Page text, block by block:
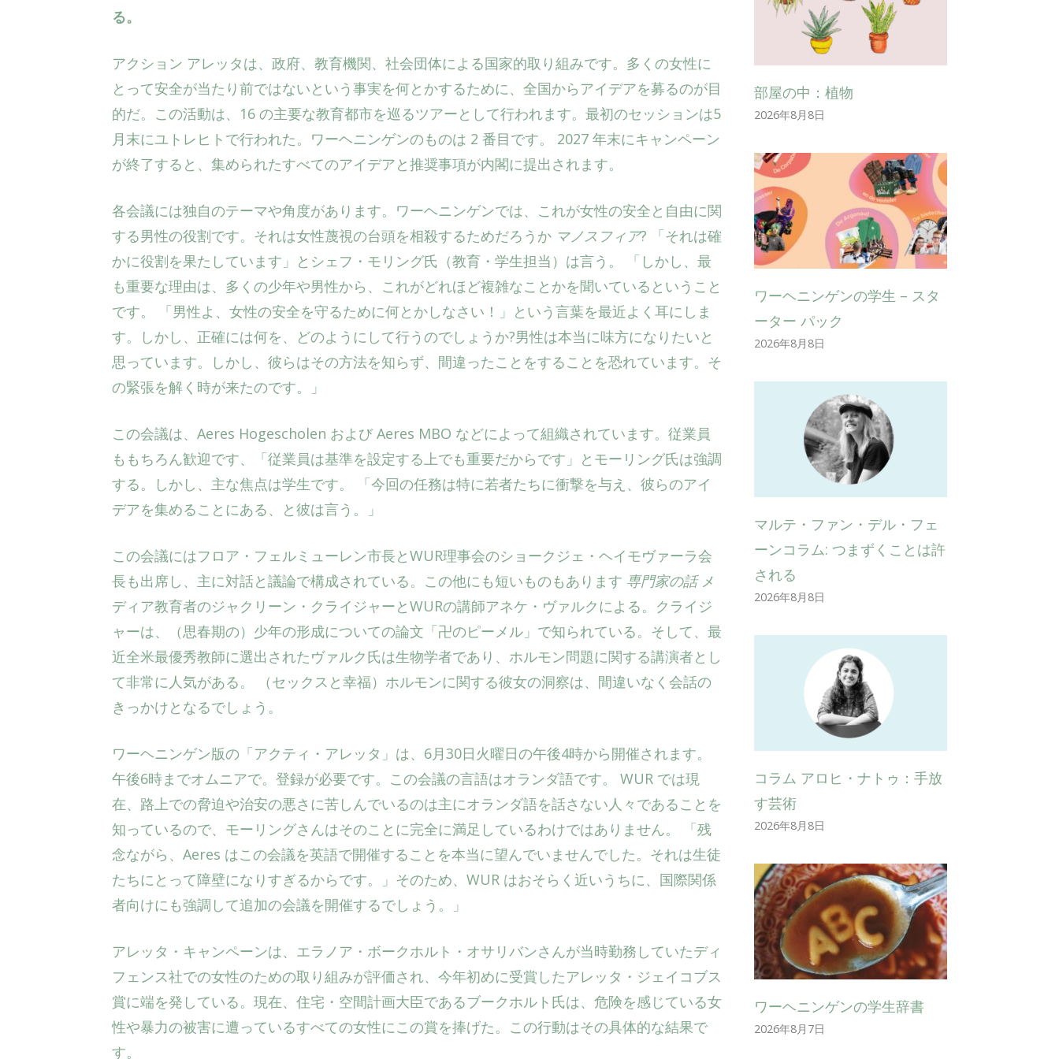
る。
アクション アレッタは、政府、教育機関、社会団体による国家的取り組みです。多くの女性に
とって安全が当たり前ではないという事実を何とかするために、全国からアイデアを募るのが目
的だ。この活動は、16 の主要な教育都市を巡るツアーとして行われます。最初のセッションは5
月末にユトレヒトで行われた。ワーヘニンゲンのものは 2 番目です。 2027 年末にキャンペーン
が終了すると、集められたすべてのアイデアと推奨事項が内閣に提出されます。
各会議には独自のテーマや角度があります。ワーヘニンゲンでは、これが女性の安全と自由に関
する男性の役割です。それは女性蔑視の台頭を相殺するためだろうか マノスフィア? 「それは確
かに役割を果たしています」とシェフ・モリング氏（教育・学生担当）は言う。 「しかし、最
も重要な理由は、多くの少年や男性から、これがどれほど複雑なことかを聞いているということ
です。 「男性よ、女性の安全を守るために何とかしなさい！」という言葉を最近よく耳にしま
す。しかし、正確には何を、どのようにして行うのでしょうか?男性は本当に味方になりたいと
思っています。しかし、彼らはその方法を知らず、間違ったことをすることを恐れています。そ
の緊張を解く時が来たのです。」
この会議は、Aeres Hogescholen および Aeres MBO などによって組織されています。従業員
ももちろん歓迎です、「従業員は基準を​​設定する上でも重要だからです」とモーリング氏は強調
する。しかし、主な焦点は学生です。 「今回の任務は特に若者たちに衝撃を与え、彼らのアイ
デアを集めることにある、と彼は言う。」
この会議にはフロア・フェルミューレン市長とWUR理事会のショークジェ・ヘイモヴァーラ会
長も出席し、主に対話と議論で構成されている。この他にも短いものもあります 専門家の話メ
ディア教育者のジャクリーン・クライジャーとWURの講師アネケ・ヴァルクによる。クライジ
ャーは、（思春期の）少年の形成についての論文「卍のピーメル」で知られている。そして、最
近全米最優秀教師に選出されたヴァルク氏は生物学者であり、ホルモン問題に関する講演者とし
て非常に人気がある。 （セックスと幸福）ホルモンに関する彼女の洞察は、間違いなく会話の
きっかけとなるでしょう。
ワーヘニンゲン版の「アクティ・アレッタ」は、6月30日火曜日の午後4時から開催されます。
午後6時までオムニアで。登録が必要です。この会議の言語はオランダ語です。 WUR では現
在、路上での脅迫や治安の悪さに苦しんでいるのは主にオランダ語を話さない人々であることを
知っているので、モーリングさんはそのことに完全に満足しているわけではありません。 「残
念ながら、Aeres はこの会議を英語で開催することを本当に望んでいませんでした。それは生徒
たちにとって障壁になりすぎるからです。」そのため、WUR はおそらく近いうちに、国際関係
者向けにも強調して追加の会議を開催するでしょう。」
アレッタ・キャンペーンは、エラノア・ボークホルト・オサリバンさんが当時勤務していたディ
フェンス社での女性のための取り組みが評価され、今年初めに受賞したアレッタ・ジェイコブス
賞に端を発している。現在、住宅・空間計画大臣であるブークホルト氏は、危険を感じている女
性や暴力の被害に遭っているすべての女性にこの賞を捧げた。この行動はその具体的な結果で
す。
部屋の中：植物
2026年8月8日
ワーヘニンゲンの学生 – スタ
ーター パック
2026年8月8日
マルテ・ファン・デル・フェ
ーンコラム: つまずくことは許
される
2026年8月8日
コラム アロヒ・ナトゥ：手放
す芸術
2026年8月8日
ワーヘニンゲンの学生辞書
2026年8月7日